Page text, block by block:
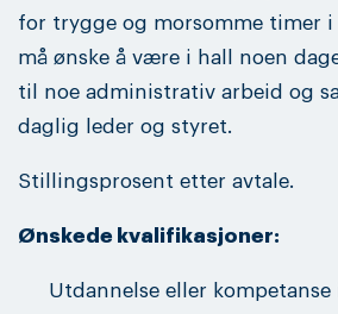
for trygge og morsomme timer i
må ønske å være i hall noen
til noe administrativ arbeid og
daglig leder og styret.
Stillingsprosent etter avtale.
Ønskede kvalifikasjoner:
Utdannelse eller